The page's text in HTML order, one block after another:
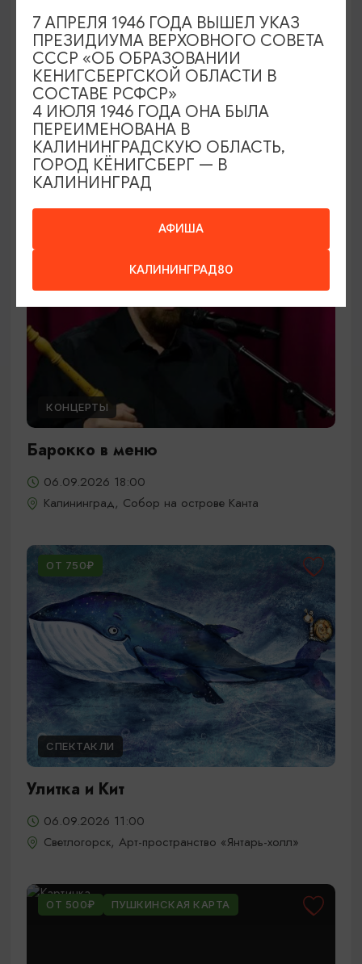
Открытие сезона 2026-2027 в
Калининградской областной
филармонии
06.09.2026 12:00
Калининград, Калининградская областная
филармония им. Е.Ф. Светланова
КОНЦЕРТЫ
Барокко в меню
06.09.2026 18:00
Калининград, Собор на острове Канта
ОТ 750₽
СПЕКТАКЛИ
Улитка и Кит
06.09.2026 11:00
Светлогорск, Арт-пространство «Янтарь-холл»
ОТ 500₽ ПУШКИНСКАЯ КАРТА
АФИША
КАЛИНИНГРАД80
7 АПРЕЛЯ 1946 ГОДА ВЫШЕЛ УКАЗ
ПРЕЗИДИУМА ВЕРХОВНОГО СОВЕТА
СССР «ОБ ОБРАЗОВАНИИ
КЕНИГСБЕРГСКОЙ ОБЛАСТИ В
СОСТАВЕ РСФСР»
4 ИЮЛЯ 1946 ГОДА ОНА БЫЛА
ПЕРЕИМЕНОВАНА В
КАЛИНИНГРАДСКУЮ ОБЛАСТЬ,
ГОРОД КЁНИГСБЕРГ — В
КАЛИНИНГРАД